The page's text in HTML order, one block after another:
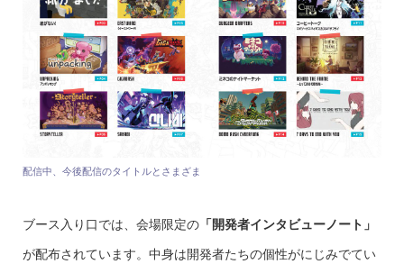
配信中、今後配信のタイトルとさまざま
ブース入り口では、会場限定の「開発者インタビューノート」
が配布されています。中身は開発者たちの個性がにじみでてい